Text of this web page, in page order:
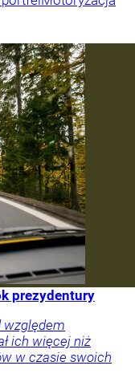
prezydentury
względem
ich więcej niż
w czasie swoich